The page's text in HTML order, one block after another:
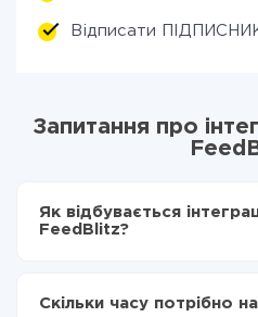
Відписати
Запитання про
Як відбувається
FeedBlitz?
Вибираєте які дані
Скільки часу потрібно